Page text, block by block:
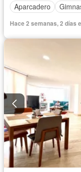
Aparcadero
Hace 2 semanas, 2 días